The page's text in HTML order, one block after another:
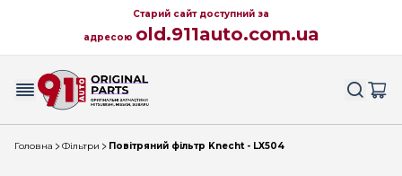
Старий сайт доступний за
адресою old.911auto.com.ua
Головна Фільтри Повітряний фільтр Knecht - LX504